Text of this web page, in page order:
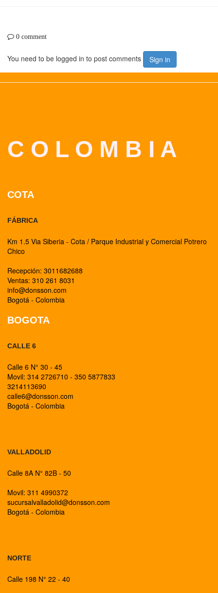
0 comment
You need to be logged in to post comments Sign in
C O L O M B I A
COTA
FÁBRICA
Km 1.5 Via Siberia - Cota / Parque Industrial y Comercial Potrero
Chico
Recepción: 3011682688
Ventas: 310 261 8031
info@donsson.com
Bogotá - Colombia
BOGOTA
CALLE 6
Calle 6 N° 30 - 45
Movil: 314 2726710 - 350 5877833
3214113690
calle6@donsson.com
Bogotá - Colombia
VALLADOLID
Calle 8A N° 82B - 50
Movil: 311 4990372
sucursalvalladolid@donsson.com
Bogotá - Colombia
NORTE
Calle 198 N° 22 - 40